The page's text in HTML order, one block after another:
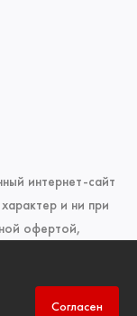
Согласен
интернет-сайт
и ни при
офертой,
подробной
товаров и